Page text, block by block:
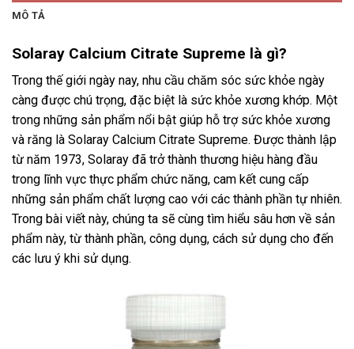
MÔ TẢ
Solaray Calcium Citrate Supreme là gì?
Trong thế giới ngày nay, nhu cầu chăm sóc sức khỏe ngày
càng được chú trọng, đặc biệt là sức khỏe xương khớp. Một
trong những sản phẩm nổi bật giúp hỗ trợ sức khỏe xương
và răng là Solaray Calcium Citrate Supreme. Được thành lập
từ năm 1973, Solaray đã trở thành thương hiệu hàng đầu
trong lĩnh vực thực phẩm chức năng, cam kết cung cấp
những sản phẩm chất lượng cao với các thành phần tự nhiên.
Trong bài viết này, chúng ta sẽ cùng tìm hiểu sâu hơn về sản
phẩm này, từ thành phần, công dụng, cách sử dụng cho đến
các lưu ý khi sử dụng.